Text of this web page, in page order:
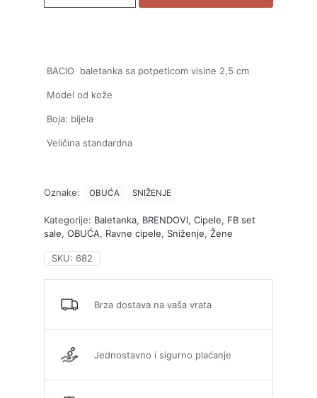
BACIO baletanka sa potpeticom visine 2,5 cm
Model od kože
Boja: bijela
Veličina standardna
Oznake: OBUĆA SNIŽENJE
Kategorije: Baletanka, BRENDOVI,Cipele, FB set
sale,OBUĆA, Ravne cipele, Sniženje,Žene
SKU: 682
Brza dostava na vaša vrata
Jednostavno i sigurno plaćanje